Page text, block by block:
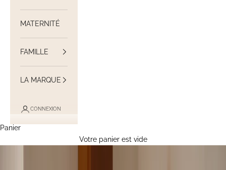
MATERNITÉ
FAMILLE
LA MARQUE
CONNEXION
Panier
Votre panier est vide